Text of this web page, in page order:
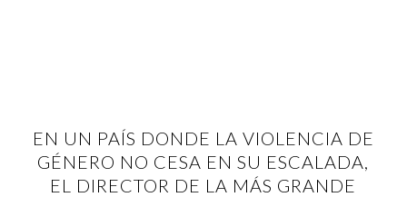
EN UN PAÍS DONDE LA VIOLENCIA DE
GÉNERO NO CESA EN SU ESCALADA,
EL DIRECTOR DE LA MÁS GRANDE